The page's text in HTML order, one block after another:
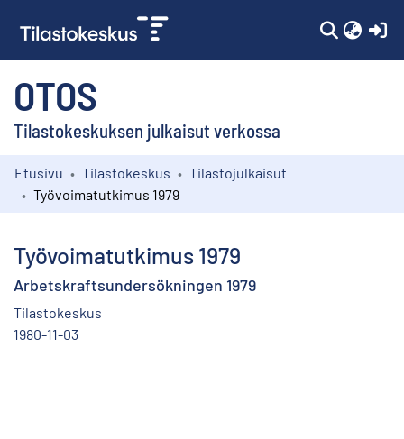
OTOS
Tilastokeskuksen julkaisut verkossa
Kokoelmat
Etusivu Tilastokeskus
Tilastojulkaisut
Työvoimatutkimus 1979
Työvoimatutkimus 1979
Arbetskraftsundersökningen 1979
Tilastokeskus
1980-11-03